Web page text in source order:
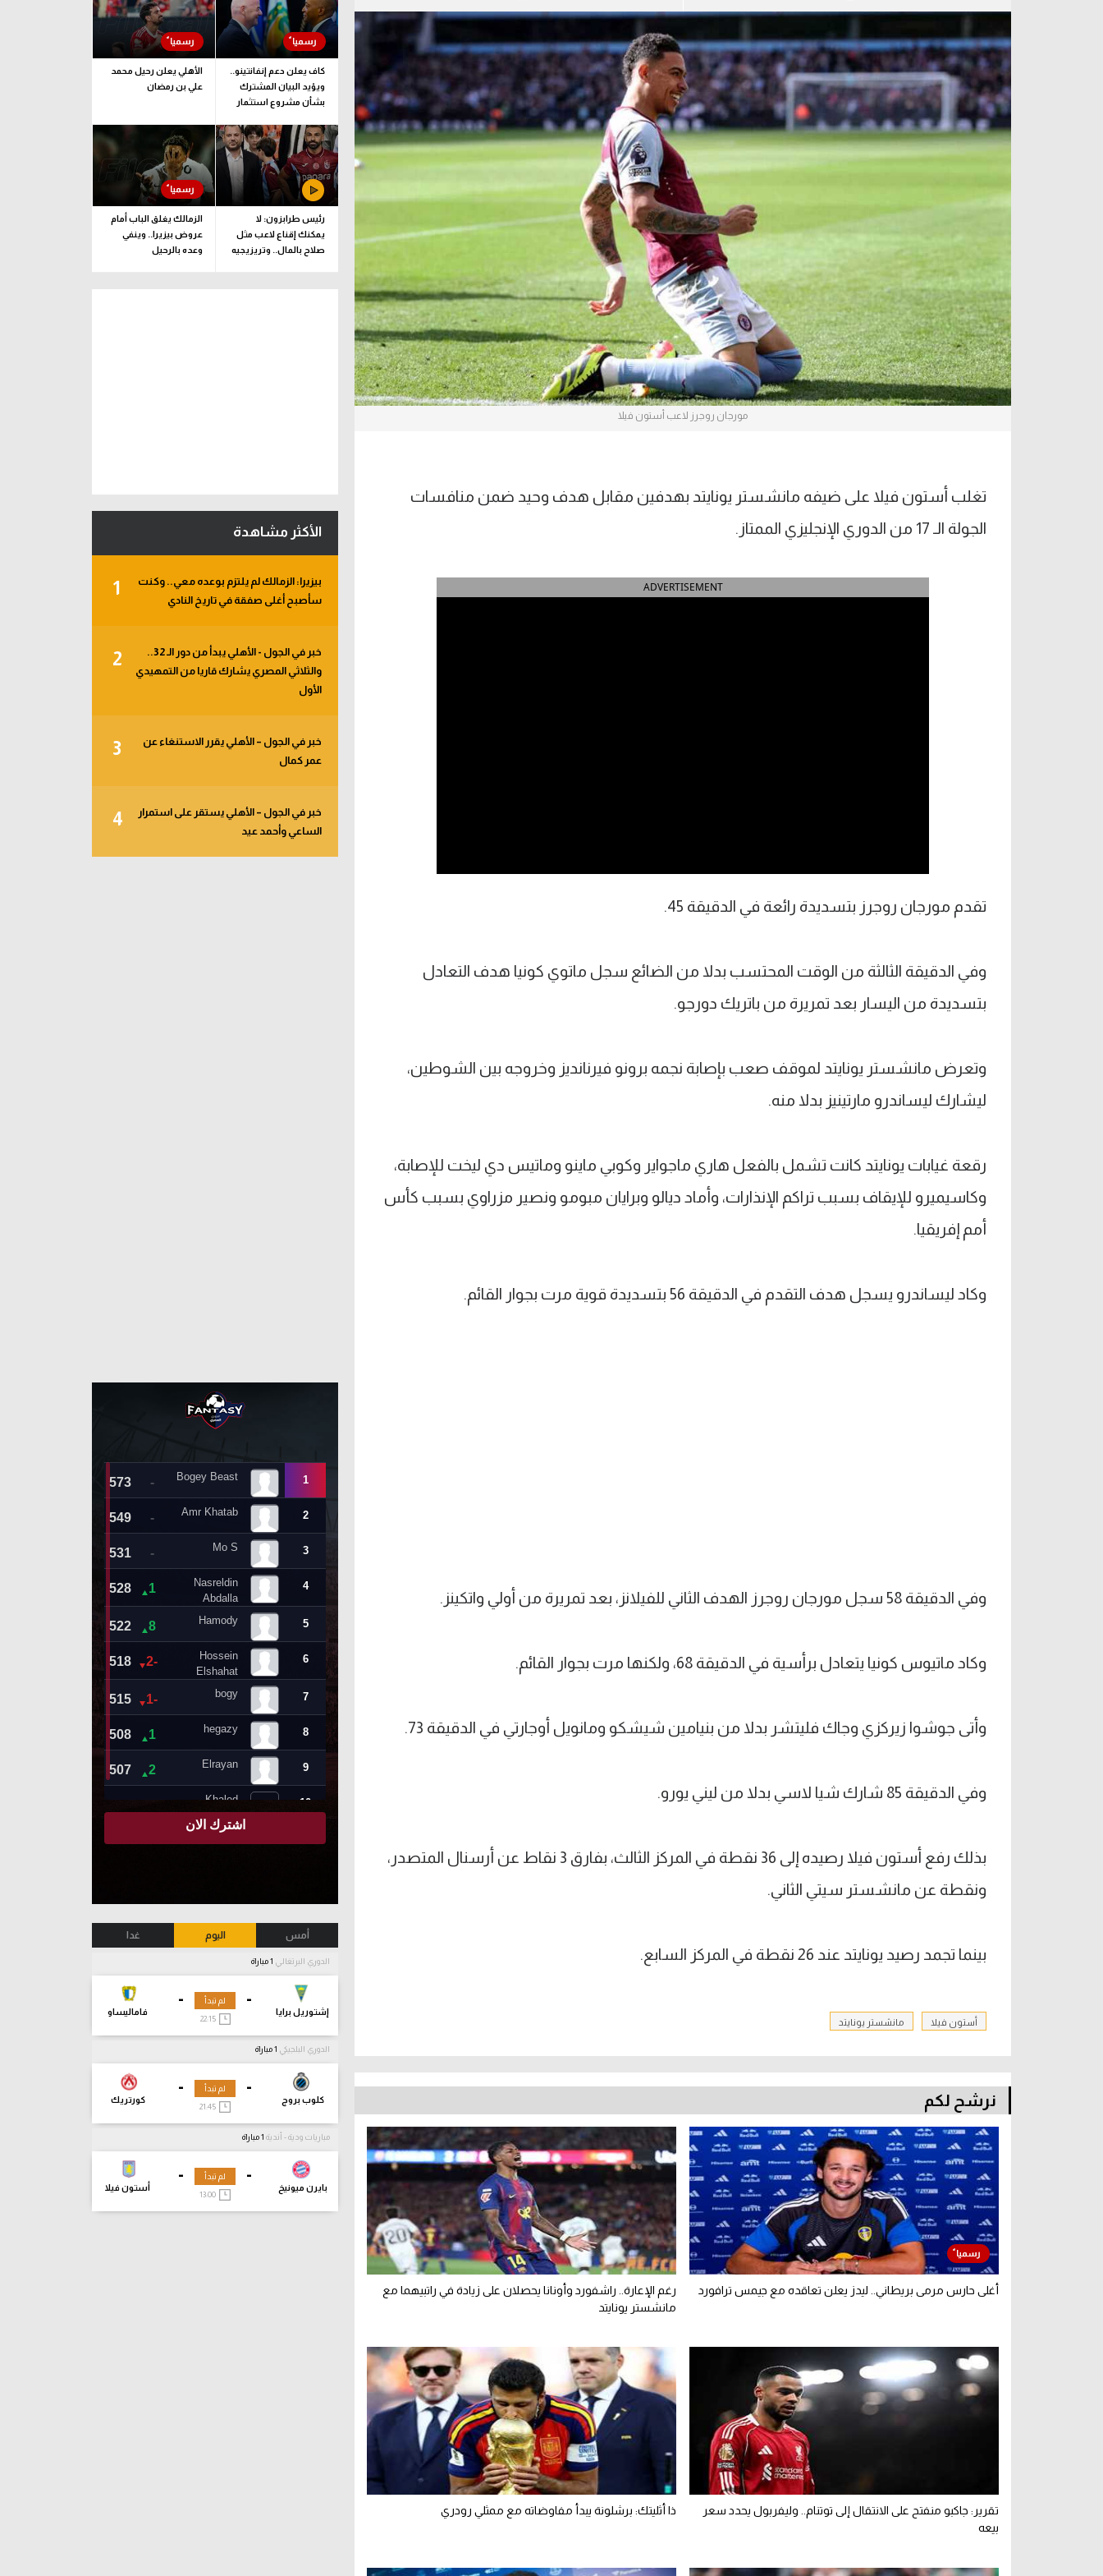
ركن الألعاب
دوري أبطال أوروبا
دوري أبطال إفريقيا
كل البطولات
دوري أبطال أوروبا
القسم الثاني
رياضات أخرى
آسيا
أمريكا
ركن الألعاب
مورجان روجرز لاعب أستون فيلا
تغلب أستون فيلا على ضيفه مانشستر يونايتد بهدفين مقابل هدف وحيد ضمن منافسات
الجولة الـ 17 من الدوري الإنجليزي الممتاز.
ADVERTISEMENT
تقدم مورجان روجرز بتسديدة رائعة في الدقيقة 45.
وفي الدقيقة الثالثة من الوقت المحتسب بدلا من الضائع سجل ماتوي كونيا هدف التعادل
بتسديدة من اليسار بعد تمريرة من باتريك دورجو.
وتعرض مانشستر يونايتد لموقف صعب بإصابة نجمه برونو فيرنانديز وخروجه بين الشوطين،
ليشارك ليساندرو مارتينيز بدلا منه.
رقعة غيابات يونايتد كانت تشمل بالفعل هاري ماجواير وكوبي ماينو وماتيس دي ليخت للإصابة،
وكاسيميرو للإيقاف بسبب تراكم الإنذارات، وأماد ديالو وبرايان مبومو ونصير مزراوي بسبب كأس
أمم إفريقيا.
وكاد ليساندرو يسجل هدف التقدم في الدقيقة 56 بتسديدة قوية مرت بجوار القائم.
وفي الدقيقة 58 سجل مورجان روجرز الهدف الثاني للفيلانز، بعد تمريرة من أولي واتكينز.
وكاد ماتيوس كونيا يتعادل برأسية في الدقيقة 68، ولكنها مرت بجوار القائم.
وأتى جوشوا زيركزي وجاك فليتشر بدلا من بنيامين شيشكو ومانويل أوجارتي في الدقيقة 73.
وفي الدقيقة 85 شارك شيا لاسي بدلا من ليني يورو.
بذلك رفع أستون فيلا رصيده إلى 36 نقطة في المركز الثالث، بفارق 3 نقاط عن أرسنال المتصدر،
ونقطة عن مانشستر سيتي الثاني.
بينما تجمد رصيد يونايتد عند 26 نقطة في المركز السابع.
أستون فيلا مانشستر يونايتد
نرشح لكم
أغلى حارس مرمى بريطاني.. ليدز يعلن تعاقده مع جيمس ترافورد
رغم الإعارة.. راشفورد وأونانا يحصلان على زيادة في راتبيهما مع
مانشستر يونايتد
تقرير: جاكبو منفتح على الانتقال إلى توتنام.. وليفربول يحدد سعر
بيعه
ذا أثليتك: برشلونة يبدأ مفاوضاته مع ممثلي رودري
كاف يعلن دعم إنفانتينو..
ويؤيد البيان المشترك
بشأن مشروع استثمار
الأهلي يعلن رحيل محمد
علي بن رمضان
رئيس طرابزون: لا
يمكنك إقناع لاعب مثل
صلاح بالمال.. وتريزيجيه
الزمالك يغلق الباب أمام
عروض بيزيرا.. وينفي
وعده بالرحيل
الأكثر مشاهدة
1
بيزيرا: الزمالك لم يلتزم بوعده معي.. وكنت
سأصبح أغلى صفقة في تاريخ النادي
2
خبر في الجول - الأهلي يبدأ من دور الـ 32..
والثلاثي المصري يشارك قاريا من التمهيدي
الأول
3
خبر في الجول – الأهلي يقرر الاستنغاء عن
عمر كمال
4
خبر في الجول – الأهلي يستقر على استمرار
الساعي وأحمد عيد
أمس اليوم غدا
الدوري البرتغالي
-
إشتوريل برايا
-
فاماليساو
لم تبدأ
22:15
الدوري البلجيكي
-
كلوب بروج
-
كورتريك
لم تبدأ
مباريات ودية - أندية
-
بايرن ميونيخ
-
أستون فيلا
لم تبدأ